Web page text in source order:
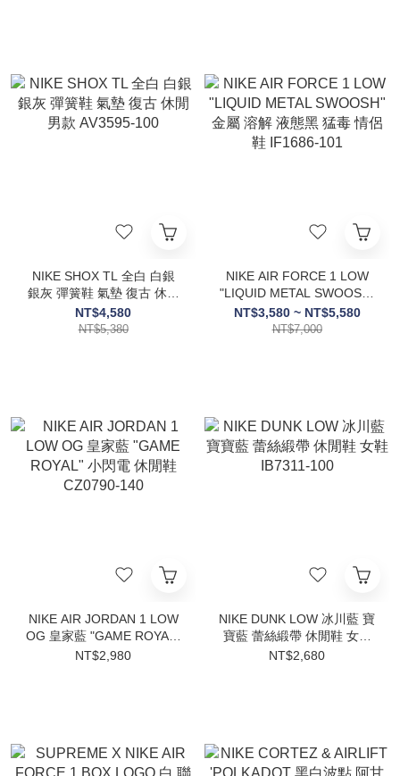
NIKE SHOX TL 全白 白銀
銀灰 彈簧鞋 氣墊 復古 休閒
男款 AV3595-100
NT$4,580
NT$5,380
NIKE AIR FORCE 1 LOW
"LIQUID METAL SWOOSH"
金屬 溶解 液態黑 猛毒 情侶
鞋 IF1686-101
NT$3,580 ~ NT$5,580
NT$7,000
NIKE AIR JORDAN 1 LOW
OG 皇家藍 "GAME ROYAL"
小閃電 休閒鞋 CZ0790-140
NT$2,980
NIKE DUNK LOW 冰川藍 寶
寶藍 蕾絲緞帶 休閒鞋 女鞋
IB7311-100
NT$2,680